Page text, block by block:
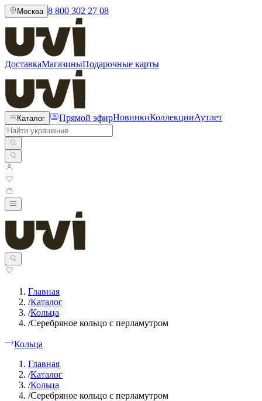
Москва 8 800 302 27 08
ДоставкаМагазиныПодарочные карты
Каталог Прямой эфирНовинкиКоллекцииАутлет
Главная
/Каталог
/Кольца
/Серебряное кольцо с перламутром
Кольца
Главная
/Каталог
/Кольца
/Серебряное кольцо с перламутром